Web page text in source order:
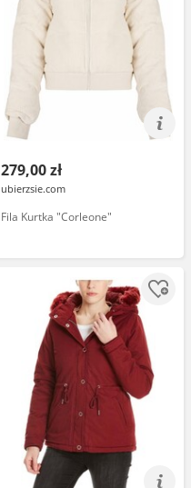
279,00 zł
ubierzsie.com
Fila Kurtka "Corleone"